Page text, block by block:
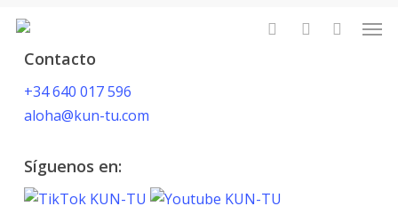
Contacto
+34 640 017 596
aloha@kun-tu.com
Síguenos en: